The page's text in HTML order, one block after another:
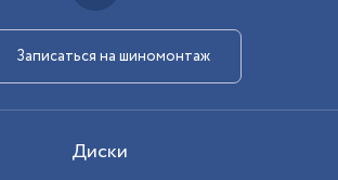
Диски
Записаться на шиномонтаж